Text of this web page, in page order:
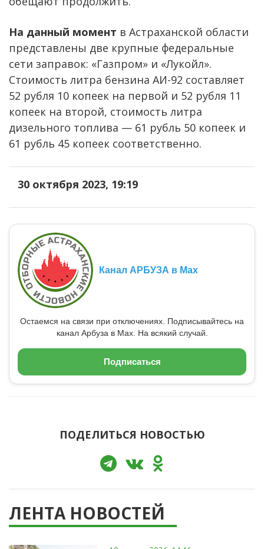
На данный момент в Астраханской области
представлены две крупные федеральные
сети заправок: «Газпром» и «Лукойл».
Стоимость литра бензина АИ-92 составляет
52 рубля 10 копеек на первой и 52 рубля 11
копеек на второй, стоимость литра
дизельного топлива — 61 рубль 50 копеек и
61 рубль 45 копеек соответственно.
30 октября 2023, 19:19
Канал АРБУЗА в Max
Остаемся на связи при отключениях. Подписывайтесь на
канал Арбуза в Max. На всякий случай.
Подписаться
ПОДЕЛИТЬСЯ НОВОСТЬЮ
ЛЕНТА НОВОСТЕЙ